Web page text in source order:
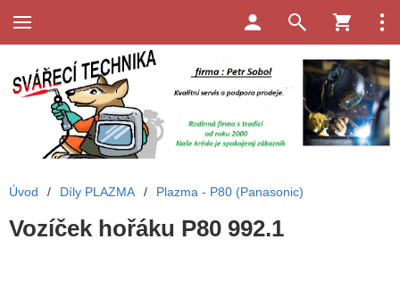
Úvod / Díly PLAZMA / Plazma - P80 (Panasonic)
Vozíček hořáku P80 992.1